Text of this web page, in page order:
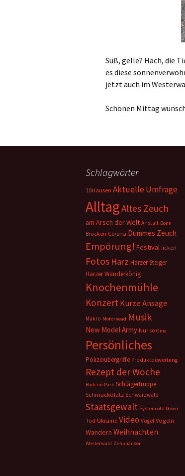
Süß, gelle? Hach, die
es diese
jetzt auch im
Schönen Mittag
Schlagwörter
10Hausen Aktuelle Umfrage
AlltagAltes Zeuch
am Arsch der Welt Anstalt Bonn
Brocken Corona Dummes Zeuch
Empörung! Festival ficken
Fotos Harz Harzer Steiger
Harzer Wanderkönig
Knochenmühle
KonzertKurze Ansage
Makro Motörhead Musik
New Model Army Nur so Oma
Persönliches
Polizeiübergriffe Produktbewertung
Rezept der Woche
Rock im Park Schlägertruppe
Schmackofatz Schwarzwald
Staatsgewalt System of a Down
Tod Ukraine Video Vögel Vögeln
Wandern Weihnachten
Westerwald Zehnhausen